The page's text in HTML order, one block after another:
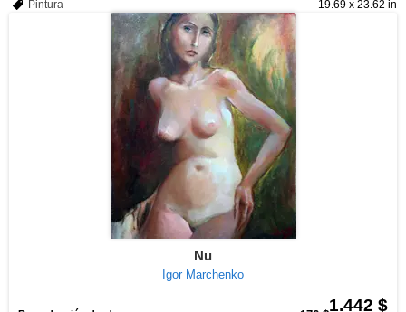
19.69 x 23.62 in
Pintura
Nu
Igor Marchenko
1.442 $